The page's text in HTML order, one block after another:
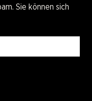
Sie können sich